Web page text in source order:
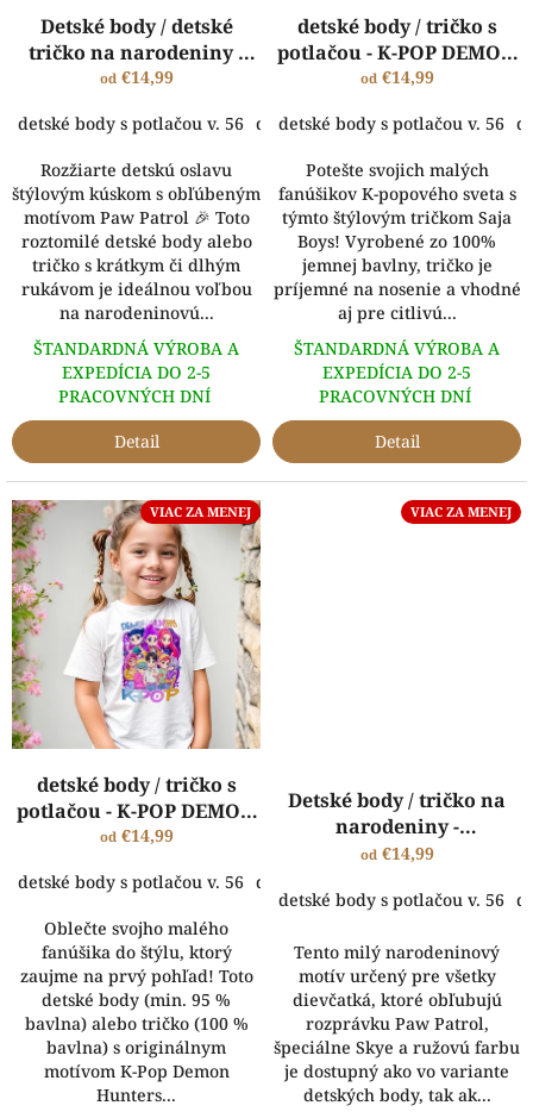
Detské body / detské
tričko na narodeniny -
paw patrol party
od€14,99
detské body s potlačou v. 56 detské body s potlačou v. 62
Rozžiarte detskú oslavu
štýlovým kúskom s obľúbeným
motívom Paw Patrol 🎉 Toto
roztomilé detské body alebo
tričko s krátkym či dlhým
rukávom je ideálnou voľbou
na narodeninovú...
ŠTANDARDNÁ VÝROBA A
EXPEDÍCIA DO 2-5
PRACOVNÝCH DNÍ
Detail
detské body / tričko s
potlačou - K-POP DEMON
HUNTERS -SAJA BOYS
od€14,99
detské body s potlačou v. 56
Potešte svojich malých
fanúšikov K-popového sveta s
týmto štýlovým tričkom Saja
Boys! Vyrobené zo 100%
jemnej bavlny, tričko je
príjemné na nosenie a vhodné
aj pre citlivú...
ŠTANDARDNÁ VÝROBA A
EXPEDÍCIA DO 2-5
PRACOVNÝCH DNÍ
Detail
VIAC ZA MENEJ
detské body / tričko s
potlačou - K-POP DEMON
HUNTERS
od€14,99
detské body s potlačou v. 56 detské body s potlačou v. 62
Oblečte svojho malého
fanúšika do štýlu, ktorý
zaujme na prvý pohľad! Toto
detské body (min. 95 %
bavlna) alebo tričko (100 %
bavlna) s originálnym
motívom K-Pop Demon
Hunters...
VIAC ZA MENEJ
Detské body / tričko na
narodeniny -
narodeninové Paw Patrol
od€14,99
detské body s potlačou v. 56
Tento milý narodeninový
motív určený pre všetky
dievčatká, ktoré obľubujú
rozprávku Paw Patrol,
špeciálne Skye a ružovú farbu
je dostupný ako vo variante
detských body, tak ak...